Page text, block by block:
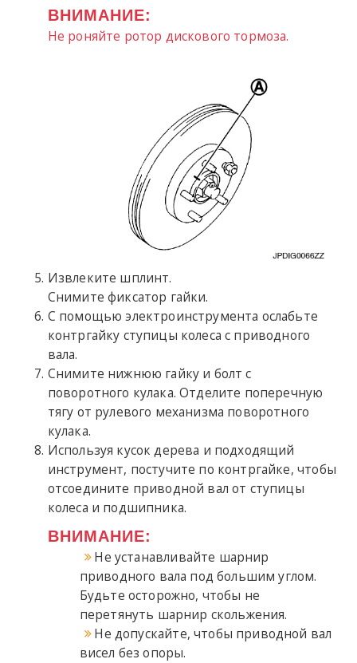
ВНИМАНИЕ:
Не роняйте ротор дискового тормоза.
Извлеките шплинт.
Снимите фиксатор гайки.
С помощью электроинструмента ослабьте
контргайку ступицы колеса с приводного
вала.
Снимите нижнюю гайку и болт с
поворотного кулака. Отделите поперечную
тягу от рулевого механизма поворотного
кулака.
Используя кусок дерева и подходящий
инструмент, постучите по контргайке, чтобы
отсоедините приводной вал от ступицы
колеса и подшипника.
ВНИМАНИЕ:
Не устанавливайте шарнир
приводного вала под большим углом.
Будьте осторожно, чтобы не
перетянуть шарнир скольжения.
Не допускайте, чтобы приводной вал
висел без опоры.